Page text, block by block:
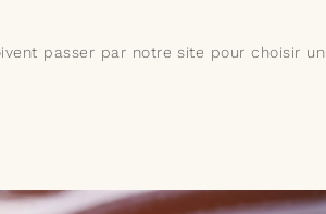
passer par notre site pour choisir un